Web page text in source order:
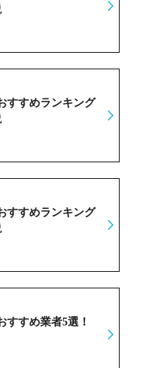
すすめランキング
すすめランキング
すすめ業者5選！